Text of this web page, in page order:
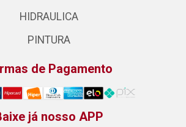
HIDRAULICA
PINTURA
de Pagamento
já nosso APP